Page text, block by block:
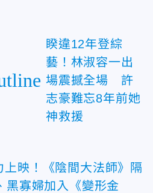
睽違12年登綜
藝！林淑容一出
場震撼全場 許
志豪難忘8年前她
神救援
映！《陰間大法師》隔
寡婦加入《變形金